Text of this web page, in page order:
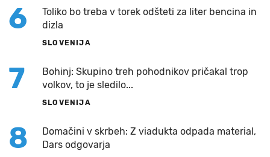
6
Toliko bo treba v torek odšteti za liter bencina in
dizla
SLOVENIJA
7
Bohinj: Skupino treh pohodnikov pričakal trop
volkov, to je sledilo...
SLOVENIJA
8
Domačini v skrbeh: Z viadukta odpada material,
Dars odgovarja